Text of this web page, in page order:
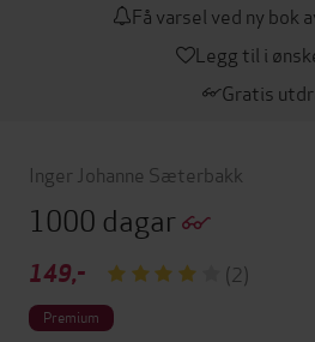
Få varsel ved ny bok
Legg til i
Gratis
Inger Johanne Sæterbakk
1000 dagar
149,- (2)
Premium